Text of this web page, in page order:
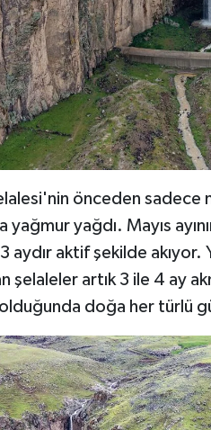
önceden sadece
yağmur yağdı. Mayıs
aydır aktif şekilde
şelaleler artık 3 ile 4 ay
doğa her türlü